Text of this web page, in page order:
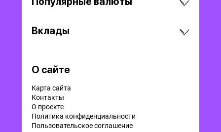
Вклады
О сайте
Карта сайта
Контакты
О проекте
Политика конфиденциальности
Пользовательское соглашение